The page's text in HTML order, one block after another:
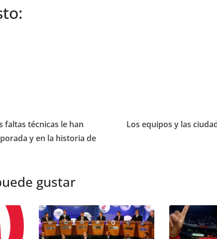
faltas técnicas le han
y en la historia de
Los equipos y las
gustar